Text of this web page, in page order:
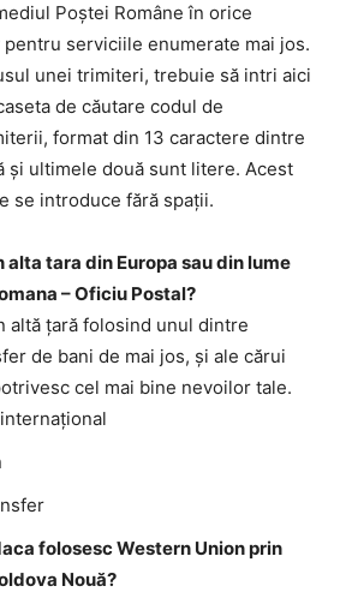
Poştei Române în orice
serviciile enumerate mai jos.
unei trimiteri, trebuie să intri aici
de căutare codul de
format din 13 caractere dintre
şi ultimele două sunt litere. Acest
se introduce fără spaţii.
tara din Europa sau din lume
– Oficiu Postal?
altă ţară folosind unul dintre
de bani de mai jos, şi ale cărui
cel mai bine nevoilor tale.
folosesc Western Union prin
Nouă?